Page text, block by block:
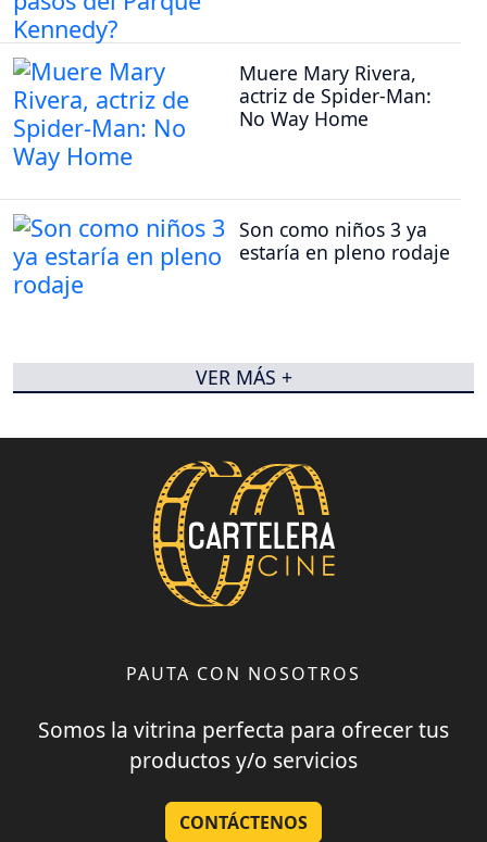
Muere Mary Rivera,
actriz de Spider-Man:
No Way Home
Son como niños 3 ya
estaría en pleno rodaje
VER MÁS +
PAUTA CON NOSOTROS
Somos la vitrina perfecta para ofrecer tus
productos y/o servicios
CONTÁCTENOS